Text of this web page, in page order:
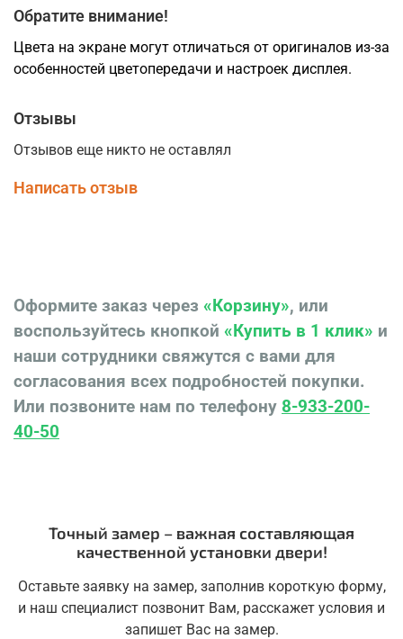
Обратите внимание!
Цвета на экране могут отличаться от оригиналов из-за
особенностей цветопередачи и настроек дисплея.
Отзывы
Отзывов еще никто не оставлял
Написать отзыв
Оформите заказ через «Корзину», или
воспользуйтесь кнопкой «Купить в 1 клик» и
наши сотрудники свяжутся с вами для
согласования всех подробностей покупки.
Или позвоните нам по телефону 8-933-200-
40-50
Точный замер – важная составляющая
качественной установки двери!
Оставьте заявку на замер, заполнив короткую форму,
и наш специалист позвонит Вам, расскажет условия и
запишет Вас на замер.